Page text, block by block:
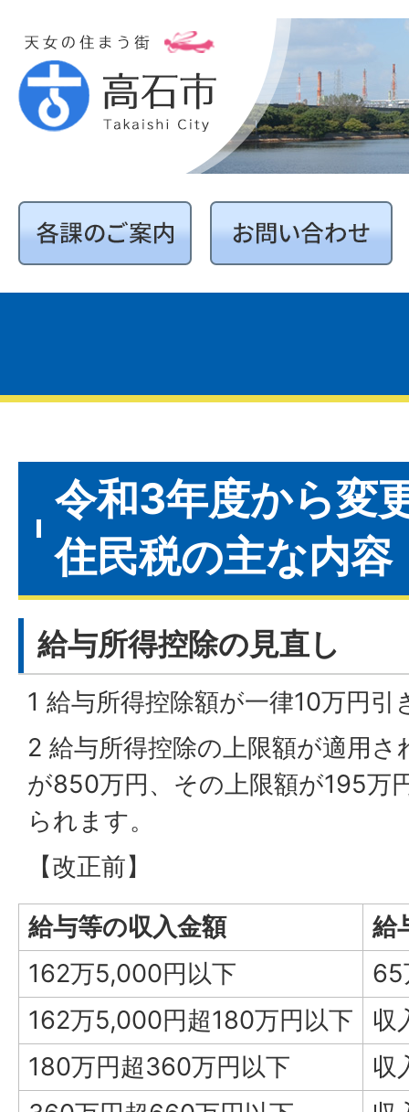
令和3年度から変
住民税の主な内容
給与所得控除の見直し
1 給与所得控除額が一律10万円
2 給与所得控除の上限額が適用
が850万円、その上限額が195万
られます。
【改正前】
給与等の収入金額
給
162万5,000円以下
65
162万5,000円超180万円以下
収
180万円超360万円以下
収